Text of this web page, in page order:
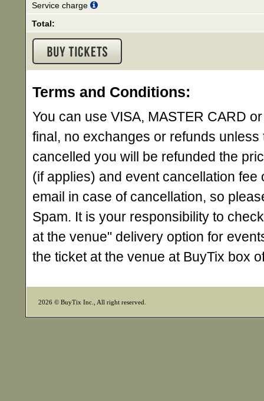
Service charge
Total:
Terms and Conditions:
You can use VISA, MASTER CARD
final, no exchanges or refunds
cancelled you will be refunded the
(if applies) and event cancellation
email in case of cancellation, so
Spam. It is your responsibility to
at the venue" delivery option for
the ticket at the venue at BuyTix box
2026 © BuyTix Inc., All right reserved.